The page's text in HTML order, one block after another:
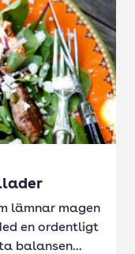
lämnar magen
en ordentligt
balansen...